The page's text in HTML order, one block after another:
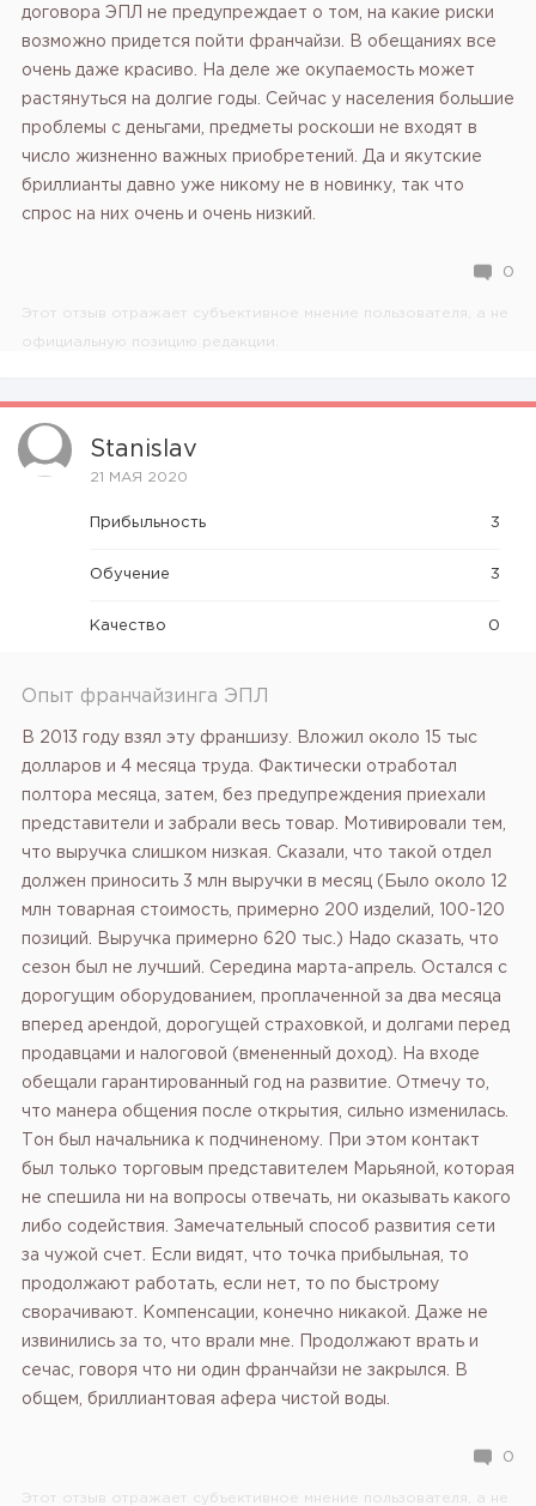
договора ЭПЛ не предупреждает о том, на какие риски
возможно придется пойти франчайзи. В обещаниях все
очень даже красиво. На деле же окупаемость может
растянуться на долгие годы. Сейчас у населения большие
проблемы с деньгами, предметы роскоши не входят в
число жизненно важных приобретений. Да и якутские
бриллианты давно уже никому не в новинку, так что
спрос на них очень и очень низкий.
0
Этот отзыв отражает субъективное мнение пользователя, а не
официальную позицию редакции.
Stanislav
21 МАЯ 2020
Прибыльность 3
Обучение 3
Качество 0
Опыт франчайзинга ЭПЛ
В 2013 году взял эту франшизу. Вложил около 15 тыс
долларов и 4 месяца труда. Фактически отработал
полтора месяца, затем, без предупреждения приехали
представители и забрали весь товар. Мотивировали тем,
что выручка слишком низкая. Сказали, что такой отдел
должен приносить 3 млн выручки в месяц (Было около 12
млн товарная стоимость, примерно 200 изделий, 100-120
позиций. Выручка примерно 620 тыс.) Надо сказать, что
сезон был не лучший. Середина марта-апрель. Остался с
дорогущим оборудованием, проплаченной за два месяца
вперед арендой, дорогущей страховкой, и долгами перед
продавцами и налоговой (вмененный доход). На входе
обещали гарантированный год на развитие. Отмечу то,
что манера общения после открытия, сильно изменилась.
Тон был начальника к подчиненому. При этом контакт
был только торговым представителем Марьяной, которая
не спешила ни на вопросы отвечать, ни оказывать какого
либо содействия. Замечательный способ развития сети
за чужой счет. Если видят, что точка прибыльная, то
продолжают работать, если нет, то по быстрому
сворачивают. Компенсации, конечно никакой. Даже не
извинились за то, что врали мне. Продолжают врать и
сечас, говоря что ни один франчайзи не закрылся. В
общем, бриллиантовая афера чистой воды.
0
Этот отзыв отражает субъективное мнение пользователя, а не